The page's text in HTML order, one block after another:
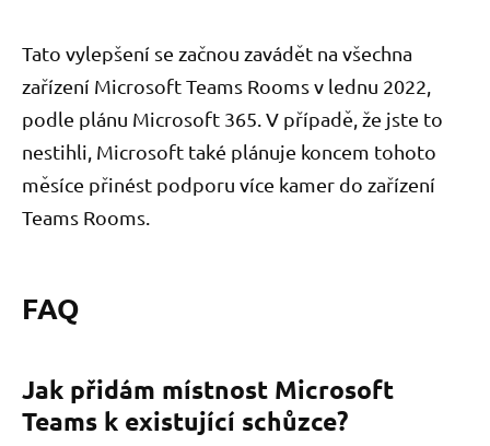
Tato vylepšení se začnou zavádět na všechna
zařízení Microsoft Teams Rooms v lednu 2022,
podle plánu Microsoft 365. V případě, že jste to
nestihli, Microsoft také plánuje koncem tohoto
měsíce přinést podporu více kamer do zařízení
Teams Rooms.
FAQ
Jak přidám místnost Microsoft
Teams k existující schůzce?